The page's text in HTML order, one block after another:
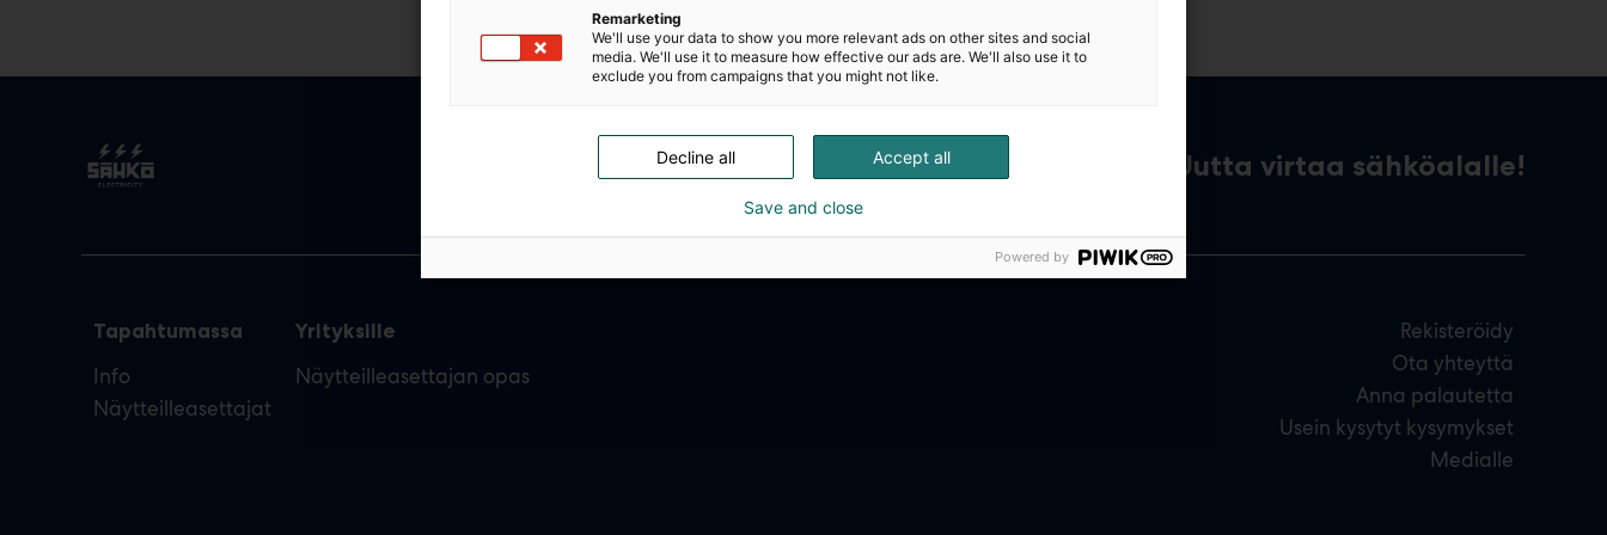
Uutta virtaa sähköalalle!
Tapahtumassa
Info
Näytteilleasettajat
Yrityksille
Näytteilleasettajan opas
Rekisteröidy
Ota yhteyttä
Anna palautetta
Usein kysytyt kysymykset
Medialle
Remarketing
We'll use your data to show you more relevant ads on other sites and social
media. We'll use it to measure how effective our ads are. We'll also use it to
exclude you from campaigns that you might not like.
Accept all
Decline all
Save and close
Powered by